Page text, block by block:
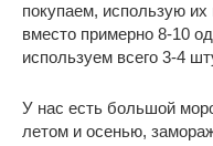
покупаем, использую их
вместо примерно 8-10
используем всего 3-4
У нас есть большой
летом и осенью,